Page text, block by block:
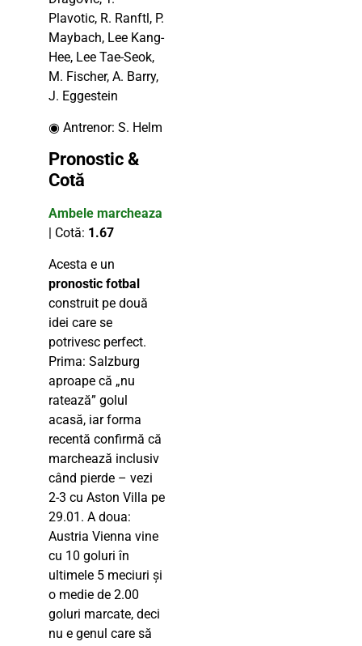
Plavotic, R. Ranftl, P.
Maybach, Lee Kang-
Hee, Lee Tae-Seok,
M. Fischer, A. Barry,
J. Eggestein
◉ Antrenor: S. Helm
Pronostic &
Cotă
Ambele marcheaza
| Cotă: 1.67
Acesta e un
pronostic fotbal
construit pe două
idei care se
potrivesc perfect.
Prima: Salzburg
aproape că „nu
ratează” golul
acasă, iar forma
recentă confirmă că
marchează inclusiv
când pierde – vezi
2-3 cu Aston Villa pe
29.01. A doua:
Austria Vienna vine
cu 10 goluri în
ultimele 5 meciuri și
o medie de 2.00
goluri marcate, deci
nu e genul care să